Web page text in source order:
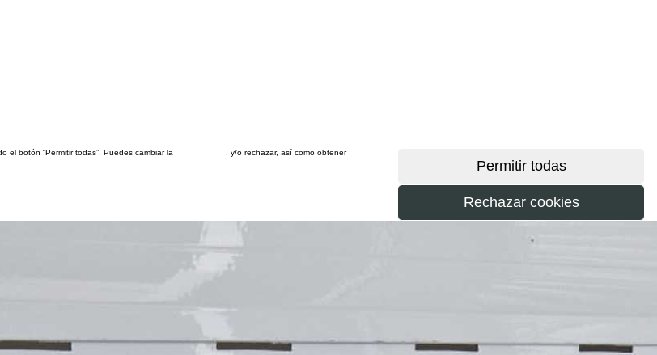
el botón “Permitir todas”. Puedes cambiar la
, y/o rechazar, así como obtener